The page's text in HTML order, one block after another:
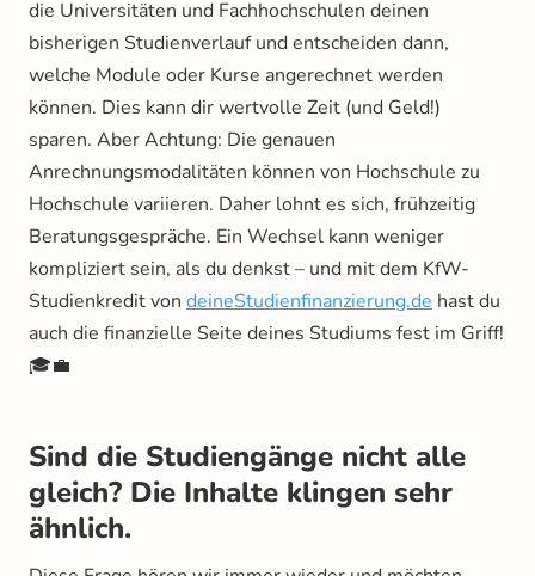
die Universitäten und Fachhochschulen deinen
bisherigen Studienverlauf und entscheiden dann,
welche Module oder Kurse angerechnet werden
können. Dies kann dir wertvolle Zeit (und Geld!)
sparen. Aber Achtung: Die genauen
Anrechnungsmodalitäten können von Hochschule zu
Hochschule variieren. Daher lohnt es sich, frühzeitig
Beratungsgespräche. Ein Wechsel kann weniger
kompliziert sein, als du denkst – und mit dem KfW-
Studienkredit von deineStudienfinanzierung.de hast du
auch die finanzielle Seite deines Studiums fest im Griff!
🎓💼
Sind die Studiengänge nicht alle
gleich? Die Inhalte klingen sehr
ähnlich.